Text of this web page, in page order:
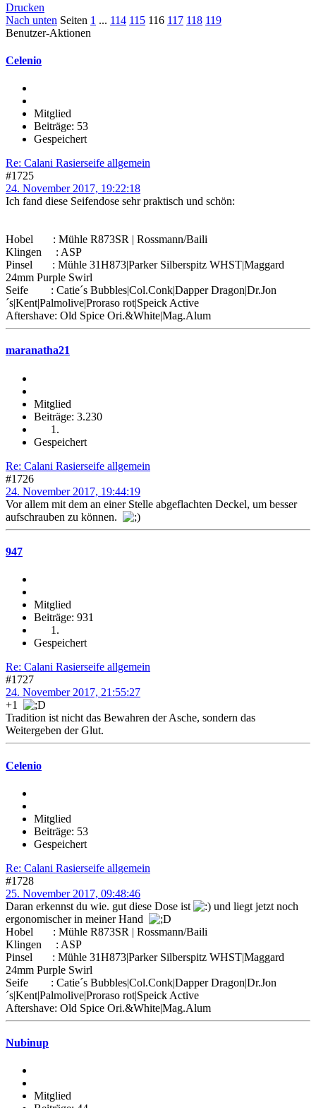
Drucken
Nach unten Seiten 1 ... 114 115 116 117 118 119
Benutzer-Aktionen
Celenio
Mitglied
Beiträge: 53
Gespeichert
Re: Calani Rasierseife allgemein
#1725
24. November 2017, 19:22:18
Ich fand diese Seifendose sehr praktisch und schön:
Hobel : Mühle R873SR | Rossmann/Baili
Klingen : ASP
Pinsel : Mühle 31H873|Parker Silberspitz WHST|Maggard
24mm Purple Swirl
Seife : Catie´s Bubbles|Col.Conk|Dapper Dragon|Dr.Jon
´s|Kent|Palmolive|Proraso rot|Speick Active
Aftershave: Old Spice Ori.&White|Mag.Alum
maranatha21
Mitglied
Beiträge: 3.230
Gespeichert
Re: Calani Rasierseife allgemein
#1726
24. November 2017, 19:44:19
Vor allem mit dem an einer Stelle abgeflachten Deckel, um besser
aufschrauben zu können.
947
Mitglied
Beiträge: 931
Gespeichert
Re: Calani Rasierseife allgemein
#1727
24. November 2017, 21:55:27
+1
Tradition ist nicht das Bewahren der Asche, sondern das
Weitergeben der Glut.
Celenio
Mitglied
Beiträge: 53
Gespeichert
Re: Calani Rasierseife allgemein
#1728
25. November 2017, 09:48:46
Daran erkennst du wie. gut diese Dose ist
und liegt jetzt noch
ergonomischer in meiner Hand
Hobel : Mühle R873SR | Rossmann/Baili
Klingen : ASP
Pinsel : Mühle 31H873|Parker Silberspitz WHST|Maggard
24mm Purple Swirl
Seife : Catie´s Bubbles|Col.Conk|Dapper Dragon|Dr.Jon
´s|Kent|Palmolive|Proraso rot|Speick Active
Aftershave: Old Spice Ori.&White|Mag.Alum
Nubinup
Mitglied